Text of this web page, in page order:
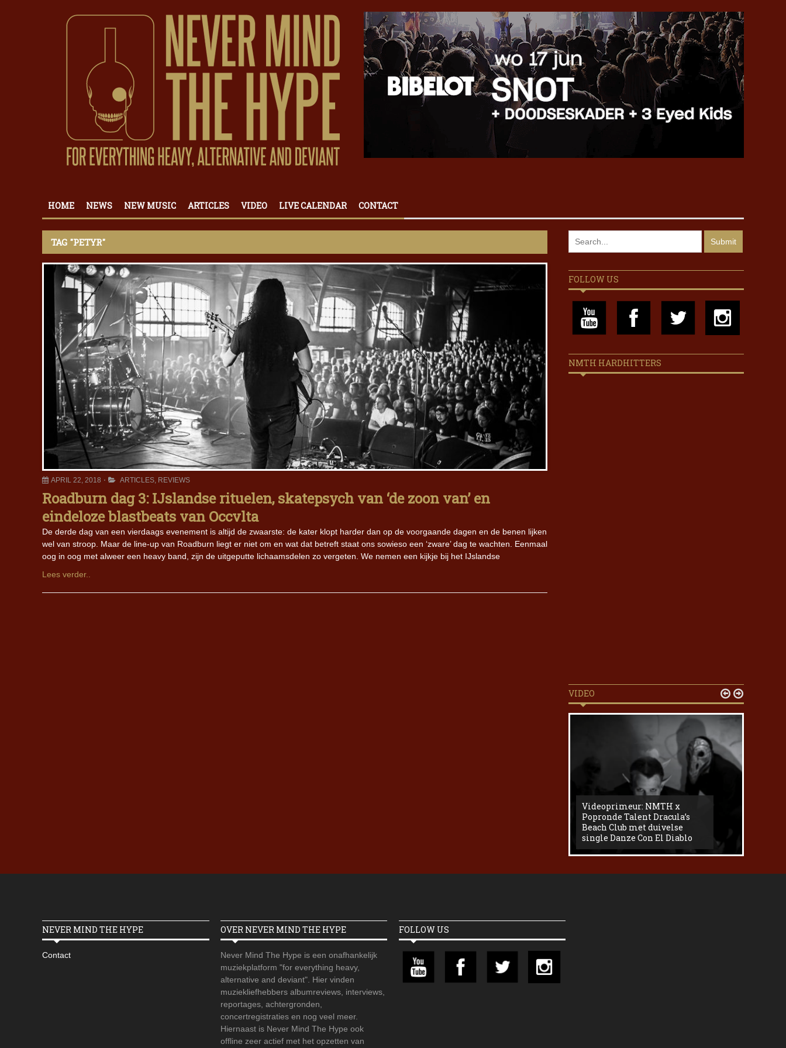
HOME NEWS NEW MUSIC ARTICLES VIDEO LIVE CALENDAR CONTACT
TAG "PETYR"
APRIL 22, 2018 ARTICLES, REVIEWS
Roadburn dag 3: IJslandse rituelen, skatepsych van ‘de zoon van’ en
eindeloze blastbeats van Occvlta
De derde dag van een vierdaags evenement is altijd de zwaarste: de kater klopt harder dan op de voorgaande dagen en de benen lijken
wel van stroop. Maar de line-up van Roadburn liegt er niet om en wat dat betreft staat ons sowieso een ‘zware’ dag te wachten. Eenmaal
oog in oog met alweer een heavy band, zijn de uitgeputte lichaamsdelen zo vergeten. We nemen een kijkje bij het IJslandse
Lees verder..
FOLLOW US
NMTH HARDHITTERS
VIDEO
Videoprimeur: NMTH x
Popronde Talent Dracula’s
Beach Club met duivelse
single Danze Con El Diablo
 
NEVER MIND THE HYPE
Contact
OVER NEVER MIND THE HYPE
Never Mind The Hype is een onafhankelijk
muziekplatform "for everything heavy,
alternative and deviant". Hier vinden
muziekliefhebbers albumreviews, interviews,
reportages, achtergronden,
concertregistraties en nog veel meer.
Hiernaast is Never Mind The Hype ook
offline zeer actief met het opzetten van
FOLLOW US